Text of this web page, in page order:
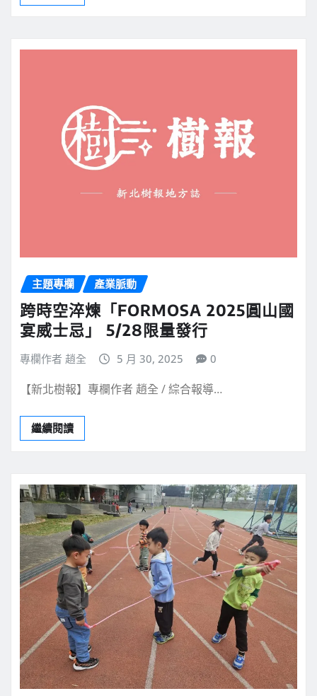
主題專欄 產業脈動
跨時空淬煉「FORMOSA 2025圓山國
宴威士忌」 5/28限量發行
專欄作者 趙全 5 月 30, 2025 0
【新北樹報】專欄作者 趙全 / 綜合報導…
繼續閱讀